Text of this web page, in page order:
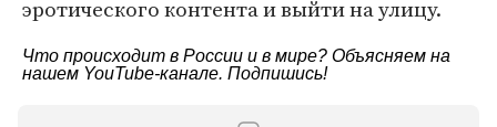
эротического контента и выйти на улицу.
Что происходит в России и в мире? Объясняем на
нашем YouTube-канале. Подпишись!